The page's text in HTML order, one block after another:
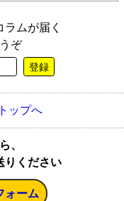
ムが届く
ぞ
登録
ップへ
、
りください
ォーム